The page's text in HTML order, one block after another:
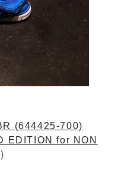
(644425-700)
EDITION for NON